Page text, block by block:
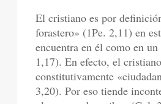
El cristiano es por
forastero» (1Pe. 2,11) en
encuentra en él como en
1,17). En efecto, el
constitutivamente
3,20). Por eso tiende